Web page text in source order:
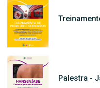
Palestra -